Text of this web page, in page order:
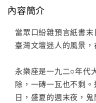
內容簡介
當眾口紛雜預言紙書
臺灣文壇迷人的風景
永樂座是一九二○年代
除，一磚一瓦也不剩
日，盛夏的週末夜，